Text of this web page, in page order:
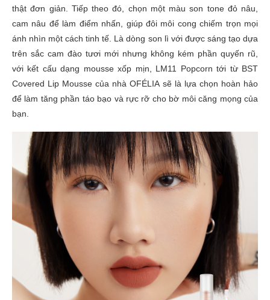
thật đơn giản. Tiếp theo đó, chọn một màu son tone đỏ nâu,
cam nâu để làm điểm nhấn, giúp đôi môi cong chiếm trọn mọi
ánh nhìn một cách tinh tế. Là dòng son lì với được sáng tạo dựa
trên sắc cam đào tươi mới nhưng không kém phần quyến rũ,
với kết cấu dạng mousse xốp mịn, LM11 Popcorn tới từ BST
Covered Lip Mousse của nhà OFÉLIA sẽ là lựa chọn hoàn hảo
để làm tăng phần táo bạo và rực rỡ cho bờ môi căng mọng của
bạn.